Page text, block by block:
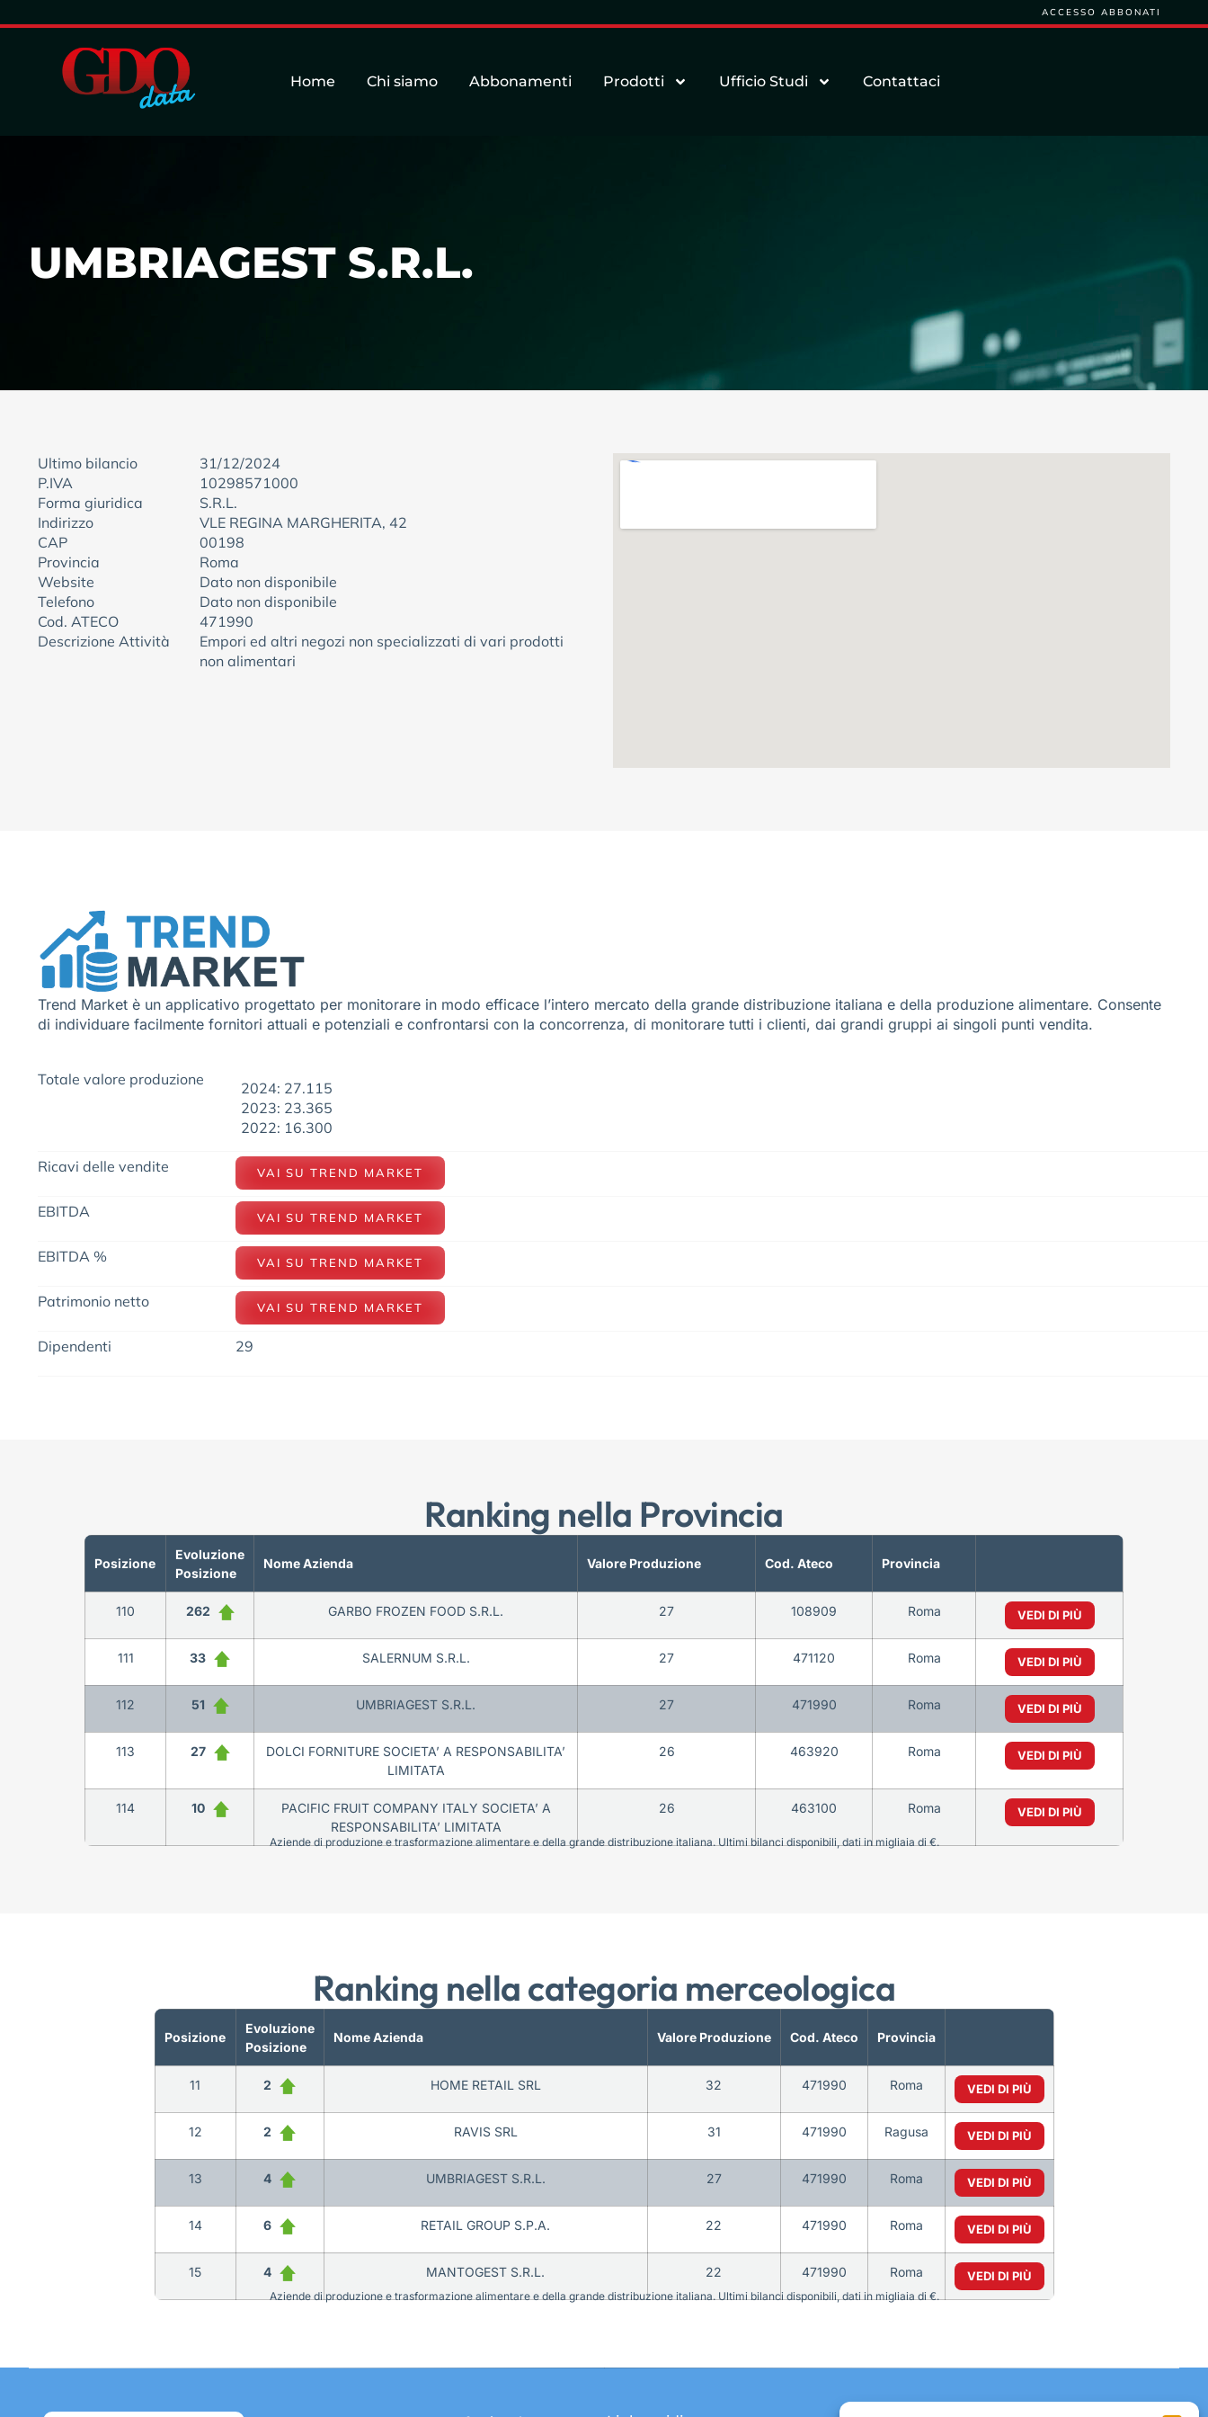
ACCESSO ABBONATI
Home Chi siamo Abbonamenti Prodotti Ufficio Studi Contattaci
UMBRIAGEST S.R.L.
Ultimo bilancio
31/12/2024
P.IVA
10298571000
Forma giuridica
S.R.L.
Indirizzo
VLE REGINA MARGHERITA, 42
CAP
00198
Provincia
Roma
Website
Dato non disponibile
Telefono
Dato non disponibile
Cod. ATECO
471990
Descrizione Attività
Empori ed altri negozi non specializzati di vari prodotti
non alimentari
Trend Market è un applicativo progettato per monitorare in modo efficace l’intero mercato della grande distribuzione italiana e della produzione alimentare. Consente
di individuare facilmente fornitori attuali e potenziali e confrontarsi con la concorrenza, di monitorare tutti i clienti, dai grandi gruppi ai singoli punti vendita.
Totale valore produzione
2024: 27.115
2023: 23.365
2022: 16.300
Ricavi delle vendite VAI SU TREND MARKET
EBITDA VAI SU TREND MARKET
EBITDA % VAI SU TREND MARKET
Patrimonio netto VAI SU TREND MARKET
Dipendenti 29
Ranking nella Provincia
Posizione
Evoluzione
Posizione
Nome Azienda Valore Produzione Cod. Ateco Provincia
110 262 GARBO FROZEN FOOD S.R.L. 27 108909 Roma VEDI DI PIÙ
111 33 SALERNUM S.R.L. 27 471120 Roma VEDI DI PIÙ
112 51 UMBRIAGEST S.R.L. 27 471990 Roma VEDI DI PIÙ
113 27
DOLCI FORNITURE SOCIETA’ A RESPONSABILITA’
LIMITATA
26 463920 Roma VEDI DI PIÙ
114 10
PACIFIC FRUIT COMPANY ITALY SOCIETA’ A
RESPONSABILITA’ LIMITATA
26 463100 Roma VEDI DI PIÙ
Aziende di produzione e trasformazione alimentare e della grande distribuzione italiana. Ultimi bilanci disponibili, dati in migliaia di €.
Ranking nella categoria merceologica
Posizione
Evoluzione
Posizione
Nome Azienda Valore Produzione Cod. Ateco Provincia
11 2 HOME RETAIL SRL 32 471990 Roma VEDI DI PIÙ
12 2 RAVIS SRL 31 471990 Ragusa VEDI DI PIÙ
13 4 UMBRIAGEST S.R.L. 27 471990 Roma VEDI DI PIÙ
14 6 RETAIL GROUP S.P.A. 22 471990 Roma VEDI DI PIÙ
15 4 MANTOGEST S.R.L. 22 471990 Roma VEDI DI PIÙ
Aziende di produzione e trasformazione alimentare e della grande distribuzione italiana. Ultimi bilanci disponibili, dati in migliaia di €.